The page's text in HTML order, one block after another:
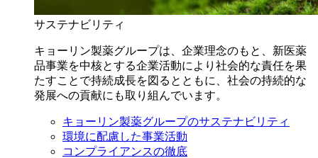
サステナビリティ
キョーリン製薬グループは、企業理念のもと、新医薬
品事業を中核とする企業活動により社会的な責任を果
たすことで持続成長を図るとともに、社会の持続的な
発展への貢献にも取り組んでいます。
キョーリン製薬グループのサステナビリティ
環境に配慮した事業活動
コンプライアンスの徹底